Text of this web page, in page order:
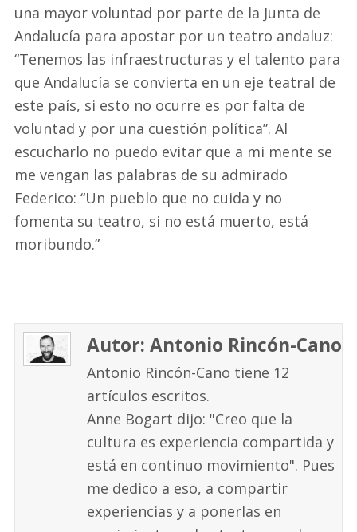
una mayor voluntad por parte de la Junta de
Andalucía para apostar por un teatro andaluz:
“Tenemos las infraestructuras y el talento para
que Andalucía se convierta en un eje teatral de
este país, si esto no ocurre es por falta de
voluntad y por una cuestión política”. Al
escucharlo no puedo evitar que a mi mente se
me vengan las palabras de su admirado
Federico: “Un pueblo que no cuida y no
fomenta su teatro, si no está muerto, está
moribundo.”
Autor: Antonio Rincón-Cano
Antonio Rincón-Cano tiene 12
artículos escritos.
Anne Bogart dijo: "Creo que la
cultura es experiencia compartida y
está en continuo movimiento". Pues
me dedico a eso, a compartir
experiencias y a ponerlas en